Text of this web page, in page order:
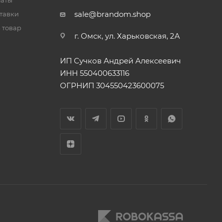
товар
sale@brandom.shop
г. Омск, ул. Харьковская, 2А
ИП Сучков Андрей Алексеевич
ИНН 550400633116
ОГРНИП 304550423600075